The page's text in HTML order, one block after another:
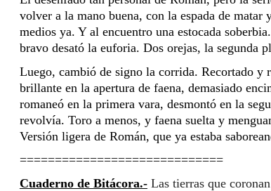
volver a la mano buena, con la espada de
medios ya. Y al encuentro una estocada
bravo desató la euforia. Dos orejas, la segunda
Luego, cambió de signo la corrida. Recortado y
brillante en la apertura de faena, demasiado
romaneó en la primera vara, desmontó en la
revolvía. Toro a menos, y faena suelta y
Versión ligera de Román, que ya estaba
=============================
Cuaderno de Bitácora.- Las tierras que